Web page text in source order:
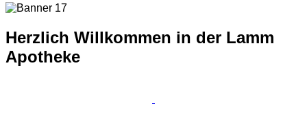
Herzlich Willkommen in der Lamm
Apotheke